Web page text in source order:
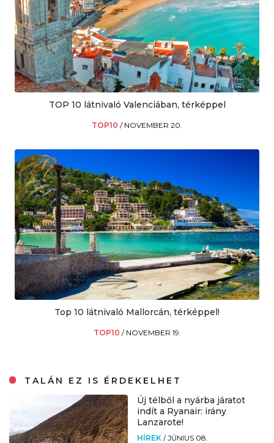
TOP 10 látnivaló Valenciában, térképpel
TOP10 / NOVEMBER 20.
Top 10 látnivaló Mallorcán, térképpel!
TOP10 / NOVEMBER 19.
TALÁN EZ IS ÉRDEKELHET
Új télből a nyárba járatot
indít a Ryanair: irány
Lanzarote!
HÍREK /JÚNIUS 08.